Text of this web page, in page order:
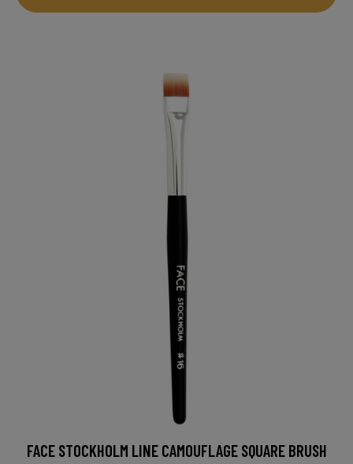
FACE STOCKHOLM LINE CAMOUFLAGE SQUARE BRUSH